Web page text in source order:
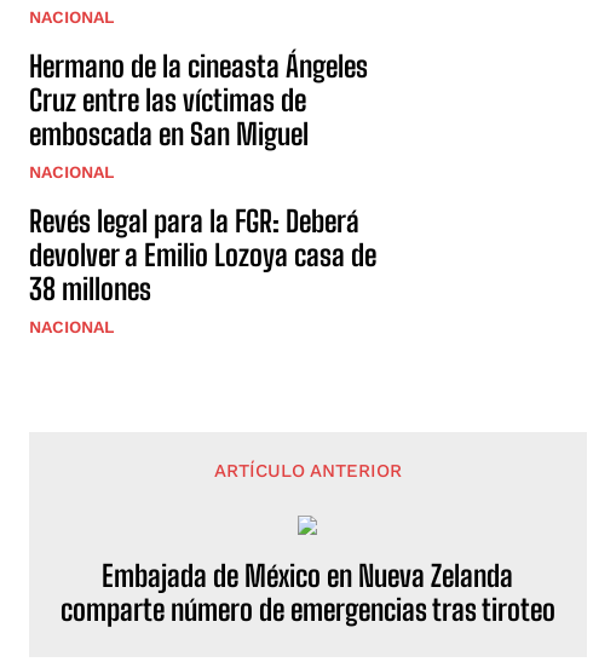
NACIONAL
Hermano de la cineasta Ángeles
Cruz entre las víctimas de
emboscada en San Miguel
NACIONAL
Revés legal para la FGR: Deberá
devolver a Emilio Lozoya casa de
38 millones
NACIONAL
ARTÍCULO ANTERIOR
Embajada de México en Nueva Zelanda
comparte número de emergencias tras tiroteo